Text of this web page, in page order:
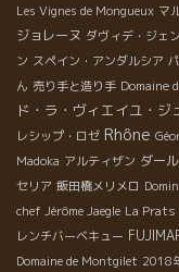
Les Vignes de Mongueux マ
ジョレーヌ ダヴィデ・ジェ
ン スペイン・アンダルシア
ん 売り手と造り手 Domaine
ド・ラ・ヴィエイユ・ジ
レシップ・ロゼ Rhône
Madoka アルティザン ダー
セリア 飯田橋メリメロ
chef Jérôme Jaegle La Prats
レンチバーベキュー
Domaine de Montgilet 2018